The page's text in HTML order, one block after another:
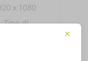
x 1080
Tipo di
totale di
×